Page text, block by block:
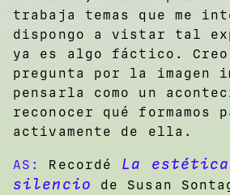
trabaja temas que me
dispongo a vistar tal
ya es algo fáctico.
pregunta por la imagen
pensarla como un
reconocer qué formamos
activamente de ella.
AS: Recordé
La
silencio de Susan